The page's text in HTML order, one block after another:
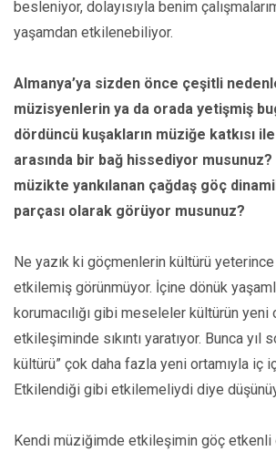
besleniyor, dolayısıyla benim
yaşamdan etkilenebiliyor.
Almanya’ya sizden önce çeşitli
müzisyenlerin ya da orada yetişmiş
dördüncü kuşakların müziğe katkısı
arasında bir bağ hissediyor
müzikte yankılanan çağdaş göç
parçası olarak görüyor musunuz?
Ne yazık ki göçmenlerin kültürü
etkilemiş görünmüyor. İçine dönük
korumacılığı gibi meseleler kültürün yeni
etkileşiminde sıkıntı yaratıyor. Bunca yıl
kültürü” çok daha fazla yeni ortamıyla iç
Etkilendiği gibi etkilemeliydi diye
Kendi müziğimde etkileşimin göç etkenli